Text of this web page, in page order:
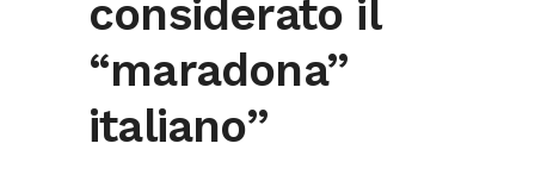
considerato il
“maradona”
italiano”